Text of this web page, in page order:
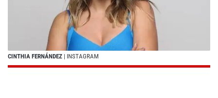
CINTHIA FERNÁNDEZ | INSTAGRAM